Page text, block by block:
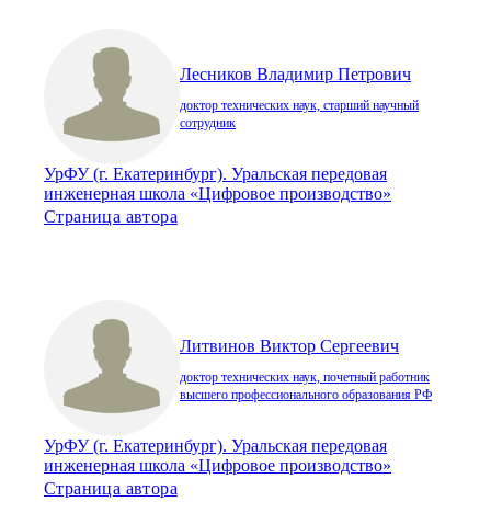
Лесников Владимир Петрович
доктор технических наук, старший научный
сотрудник
УрФУ (г. Екатеринбург). Уральская передовая
инженерная школа «Цифровое производство»
Страница автора
Литвинов Виктор Сергеевич
доктор технических наук, почетный работник
высшего профессионального образования РФ
УрФУ (г. Екатеринбург). Уральская передовая
инженерная школа «Цифровое производство»
Страница автора